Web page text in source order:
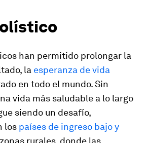
han permitido prolongar la
la esperanza de vida
en todo el mundo. Sin
vida más saludable a lo largo
siendo un desafío,
los países de ingreso bajo y